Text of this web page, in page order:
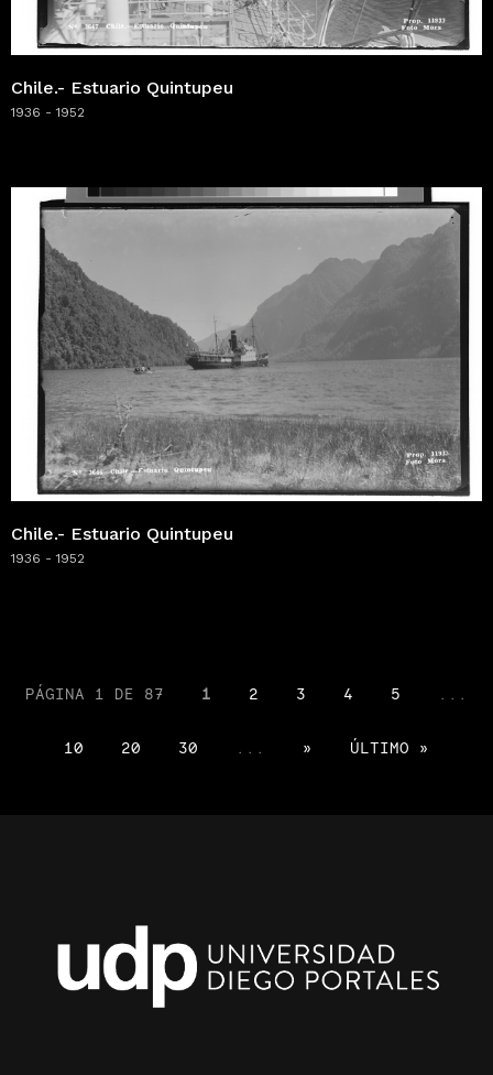
Chile.- Estuario Quintupeu
1936 - 1952
Chile.- Estuario Quintupeu
1936 - 1952
PÁGINA 1 DE 87 1 2 3 4 5
10 20 30 » ÚLTIMO »